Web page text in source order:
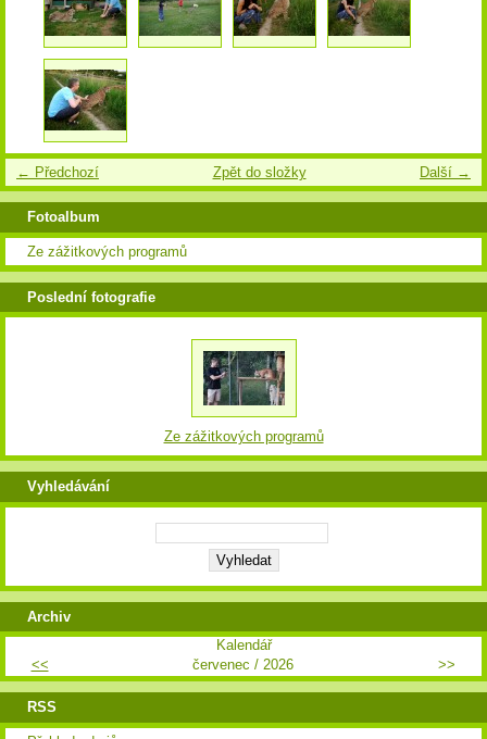
← Předchozí Další →
Zpět do složky
Fotoalbum
Ze zážitkových programů
Poslední fotografie
Ze zážitkových programů
Vyhledávání
Archiv
Kalendář
<<
červenec / 2026 >>
RSS